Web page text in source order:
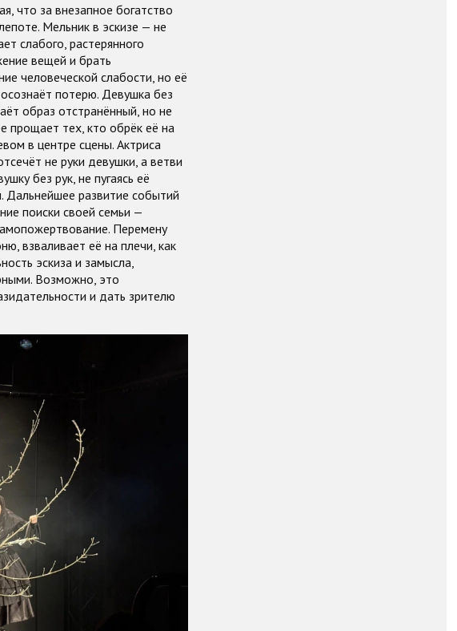
что за внезапное богатство
Мельник в эскизе — не
слабого, растерянного
вещей и брать
человеческой слабости, но её
потерю. Девушка без
образ отстранённый, но не
прощает тех, кто обрёк её на
в центре сцены. Актриса
не руки девушки, а ветви
без рук, не пугаясь её
Дальнейшее развитие событий
поиски своей семьи —
Перемену
взваливает её на плечи, как
эскиза и замысла,
Возможно, это
и дать зрителю